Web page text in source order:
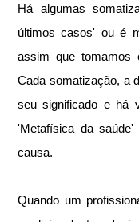
Há algumas
últimos casos' ou é
assim que tomamos
Cada somatização, a
seu significado e há
'Metafísica da
causa.
Quando um